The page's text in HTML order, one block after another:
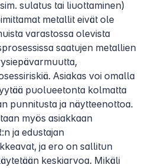
sulatus tai liuottaminen)
metallit eivät ole
varastossa olevista
saatujen metallien
Asiakas voi omalla
puolueetonta kolmatta
punnitusta ja näytteenottoa.
myös asiakkaan
ja edustajan
ja ero on sallitun
keskiarvoa. Mikäli